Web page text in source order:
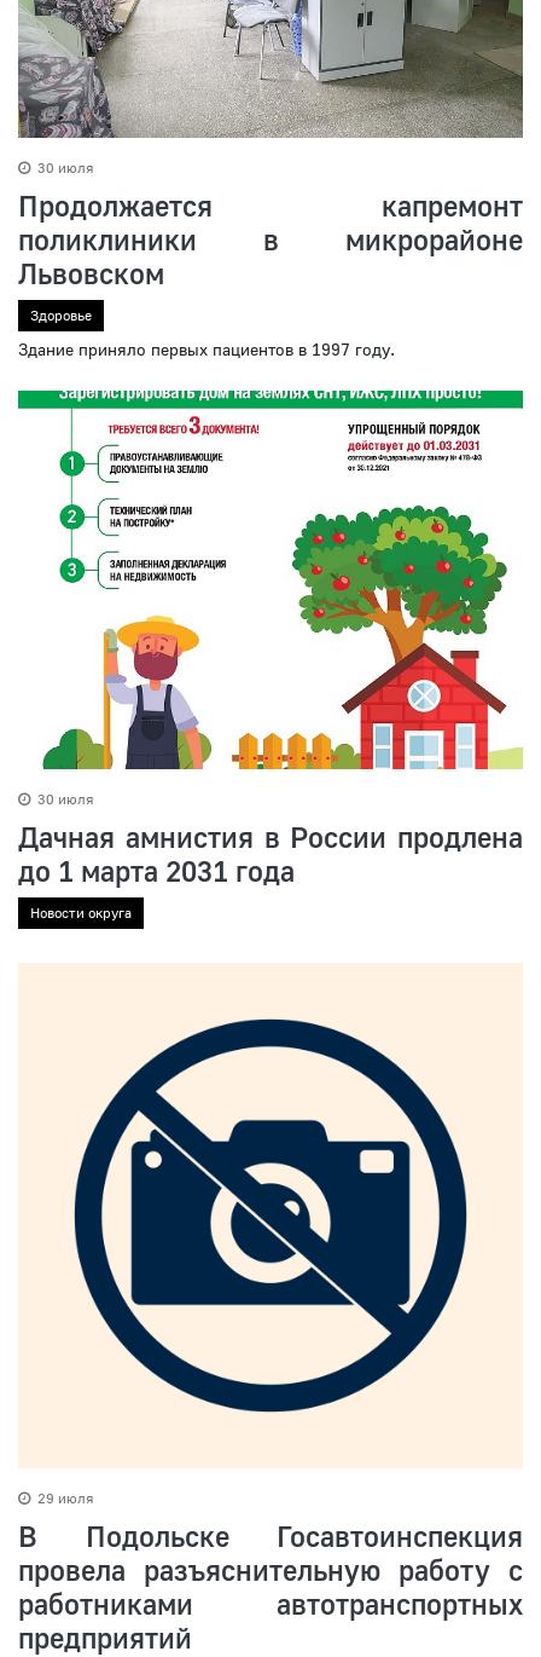
30 июля
Продолжается капремонт
поликлиники в микрорайоне
Львовском
Здоровье
Здание приняло первых пациентов в 1997 году.
30 июля
Дачная амнистия в России продлена
до 1 марта 2031 года
Новости округа
29 июля
В Подольске Госавтоинспекция
провела разъяснительную работу с
работниками автотранспортных
предприятий